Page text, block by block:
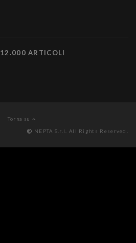
12.000 ARTICOLI
Torna su
NEPTA S.r.l. All Rights Reserved.